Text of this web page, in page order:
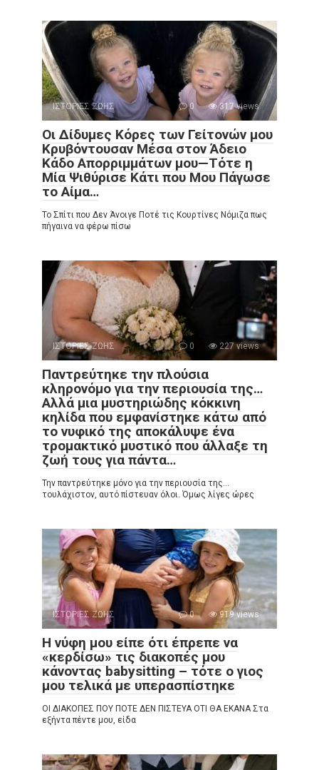
ΙΣΤΟΡΙΕΣ ΖΩΗΣ 0 317 views
Οι Δίδυμες Κόρες των Γείτονών μου
Κρυβόντουσαν Μέσα στον Άδειο
Κάδο Απορριμμάτων μου—Τότε η
Μία Ψιθύρισε Κάτι που Μου Πάγωσε
το Αίμα…
Το Σπίτι που Δεν Άνοιγε Ποτέ τις Κουρτίνες Νόμιζα πως
πήγαινα να φέρω πίσω
ΙΣΤΟΡΙΕΣ ΖΩΗΣ 0 227 views
Παντρεύτηκε την πλούσια
κληρονόμο για την περιουσία της…
Αλλά μια μυστηριώδης κόκκινη
κηλίδα που εμφανίστηκε κάτω από
το νυφικό της αποκάλυψε ένα
τρομακτικό μυστικό που άλλαξε τη
ζωή τους για πάντα…
Την παντρεύτηκε μόνο για την περιουσία της…
τουλάχιστον, αυτό πίστευαν όλοι. Όμως λίγες ώρες
ΙΣΤΟΡΙΕΣ ΖΩΗΣ 0 919 views
Η νύφη μου είπε ότι έπρεπε να
«κερδίσω» τις διακοπές μου
κάνοντας babysitting – τότε ο γιος
μου τελικά με υπερασπίστηκε
ΟΙ ΔΙΑΚΟΠΕΣ ΠΟΥ ΠΟΤΕ ΔΕΝ ΠΙΣΤΕΥΑ ΟΤΙ ΘΑ ΕΚΑΝΑ Στα
εξήντα πέντε μου, είδα